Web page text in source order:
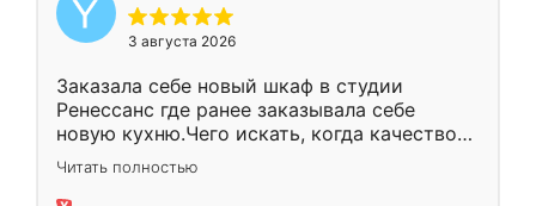
3 августа 2026
Заказала себе новый шкаф в студии
Ренессанс где ранее заказывала себе
новую кухню.Чего искать, когда качеством
вполне довольна. Служит кухня уже почти
два года, нареканий нет.
Читать полностью